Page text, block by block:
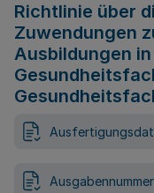
Richtlinie über
Zuwendungen
Ausbildungen in
Ausgabennummer